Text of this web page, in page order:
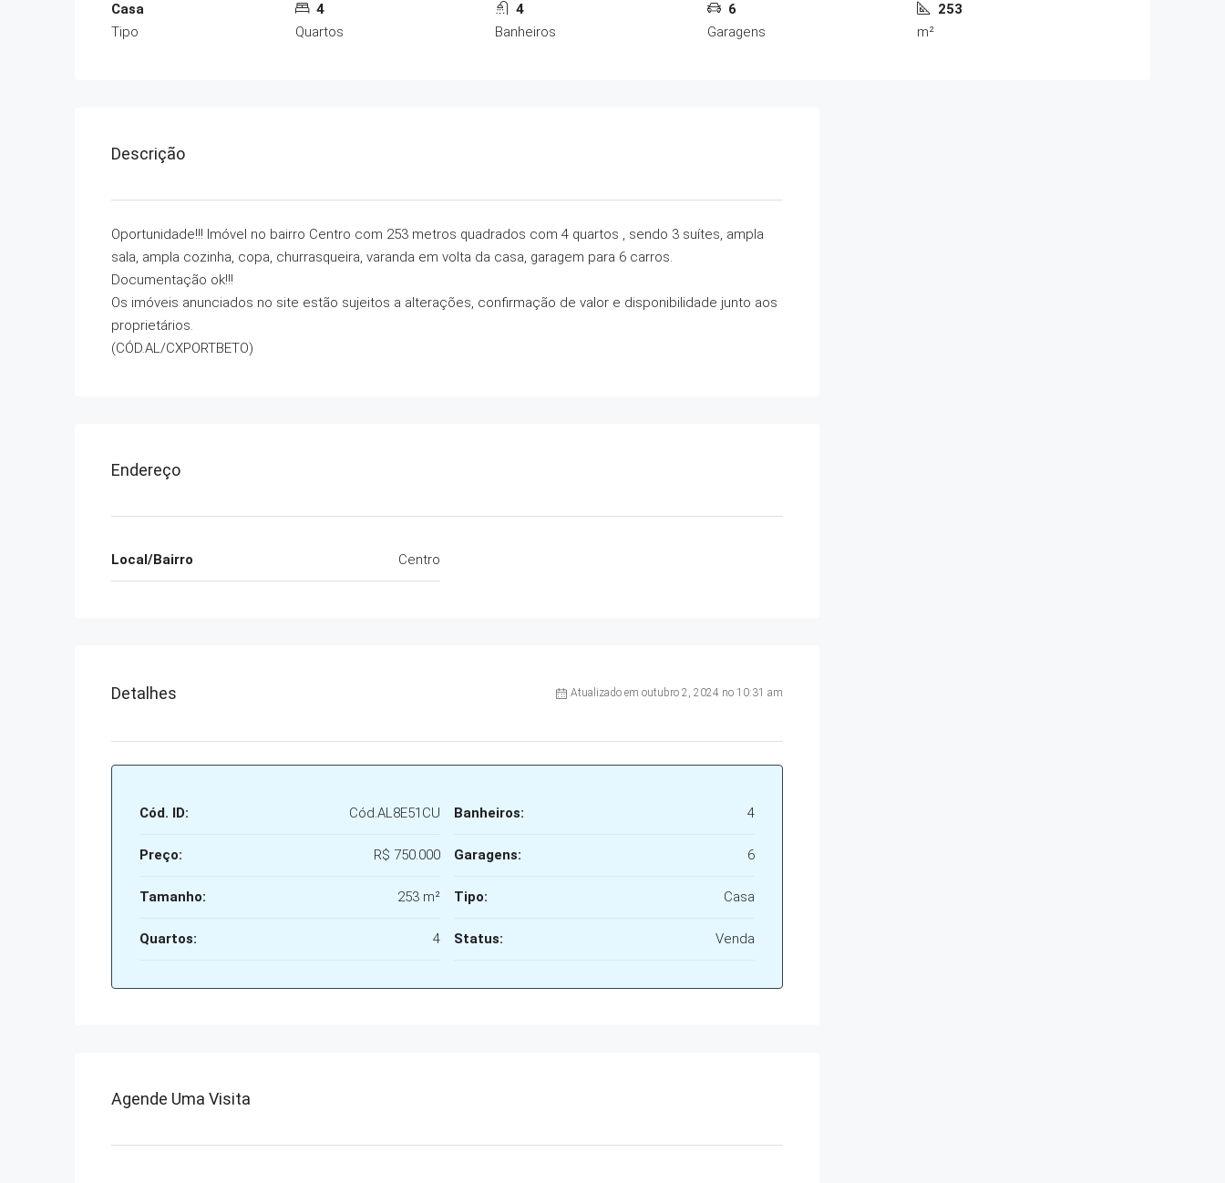
Casa
Tipo
4
Quartos
4
Banheiros
6
Garagens
253
m²
Descrição
Oportunidade!!! Imóvel no bairro Centro com 253 metros quadrados com 4 quartos , sendo 3 suítes, ampla
sala, ampla cozinha, copa, churrasqueira, varanda em volta da casa, garagem para 6 carros.
Documentação ok!!!
Os imóveis anunciados no site estão sujeitos a alterações, confirmação de valor e disponibilidade junto aos
proprietários.
(CÓD.AL/CXPORTBETO)
Endereço
Local/Bairro Centro
Detalhes Atualizado em outubro 2, 2024 no 10:31 am
Cód. ID: Cód.AL8E51CU
Preço: R$ 750.000
Tamanho: 253 m²
Quartos: 4
Banheiros: 4
Garagens: 6
Tipo: Casa
Status: Venda
Agende Uma Visita